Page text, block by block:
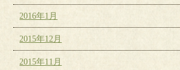
2016年1月
2015年12月
2015年11月